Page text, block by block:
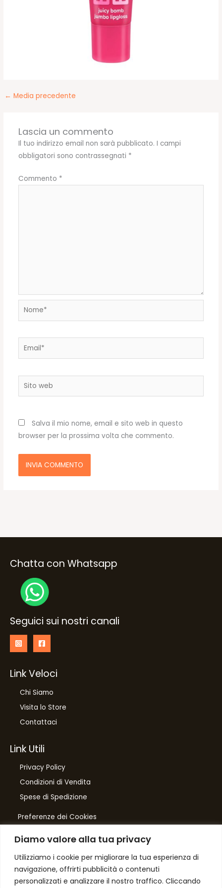
Diamo valore alla tua privacy
Utilizziamo i cookie per migliorare la tua esperienza di
navigazione, offrirti pubblicità o contenuti
personalizzati e analizzare il nostro traffico. Cliccando
← Media precedente
Lascia un commento
Il tuo indirizzo email non sarà pubblicato. I campi
obbligatori sono contrassegnati *
Commento *
Nome*
Email*
Sito
web
Salva il mio nome, email e sito web in questo
browser per la prossima volta che commento.
Chatta con Whatsapp
Seguici sui nostri canali
Link Veloci
Chi Siamo
Visita lo Store
Contattaci
Link Utili
Privacy Policy
Condizioni di Vendita
Spese di Spedizione
Preferenze dei Cookies
Number One
di Domenico Toccacieli
Via G. Mazzini 5/C
61033 FERMIGNANO PU